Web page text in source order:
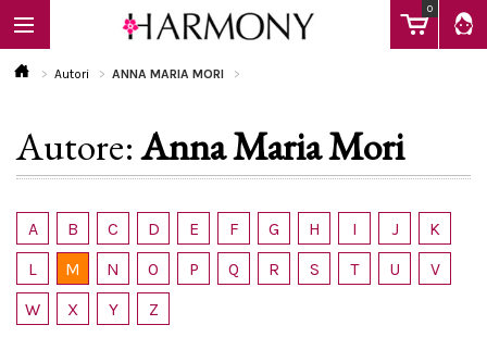
0
EBOOK
LIBRI
Calendario
Autori ANNA MARIA MORI
Autore:Anna Maria Mori
A B C D E F G H I J
K
L
M N O P Q R S T U
V
W
X Y Z